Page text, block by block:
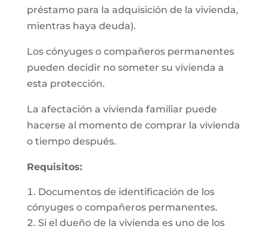
préstamo para la adquisición de la vivienda,
mientras haya deuda).
Los cónyuges o compañeros permanentes
pueden decidir no someter su vivienda a
esta protección.
La afectación a vivienda familiar puede
hacerse al momento de comprar la vivienda
o tiempo después.
Requisitos:
Documentos de identificación de los
cónyuges o compañeros permanentes.
Si el dueño de la vivienda es uno de los